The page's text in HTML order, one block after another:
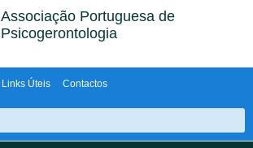
Associação Portuguesa de
Psicogerontologia
Links Úteis Contactos